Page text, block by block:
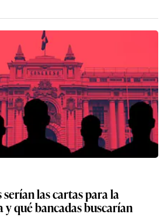
serían las cartas para la
qué bancadas buscarían